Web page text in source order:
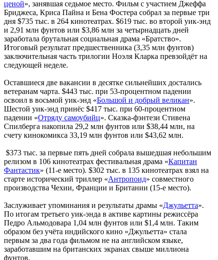
ценой», занявшая седьмое место. Фильм с участием Джеффа
Бриджеса, Криса Пайна и Бена Фостера собрал за первые три
дня $735 тыс. в 264 кинотеатрах. $619 тыс. во второй уик-энд
и 2,91 млн фунтов или $3,86 млн за четырнадцать дней
заработала брутальная социальная драма «Братство».
Итоговый результат предшественника (3,35 млн фунтов)
заключительная часть трилогии Ноэля Кларка превзойдёт на
следующей неделе.
Оставшиеся две вакансии в десятке сильнейших достались
ветеранам чарта. $443 тыс. при 53-процентном падении
освоил в восьмой уик-энд «Большой и добрый великан».
Шестой уик-энд принёс $417 тыс. при 60-процентном
падении «Отряду самоубийц». Сказка-фэнтези Стивена
Спилберга накопила 29,2 млн фунтов или $38,44 млн, на
счету кинокомикса 33,19 млн фунтов или $43,62 млн.
$373 тыс. за первые пять дней собрала вышедшая небольшим
релизом в 106 кинотеатрах фестивальная драма «Капитан
Фантастик» (11-е место). $302 тыс. в 135 кинотеатрах взял на
старте исторический триллер «Антропоид» совместного
производства Чехии, Франции и Британии (15-е место).
Заслуживает упоминания и результаты драмы «Джульетта».
По итогам третьего уик-энда в активе картины режиссёра
Педро Альмодовара 1,04 млн фунтов или $1,4 млн. Таким
образом без учёта индийского кино «Джульетта» стала
первым за два года фильмом не на английском языке,
заработавшим на британских экранах свыше миллиона
фунтов.